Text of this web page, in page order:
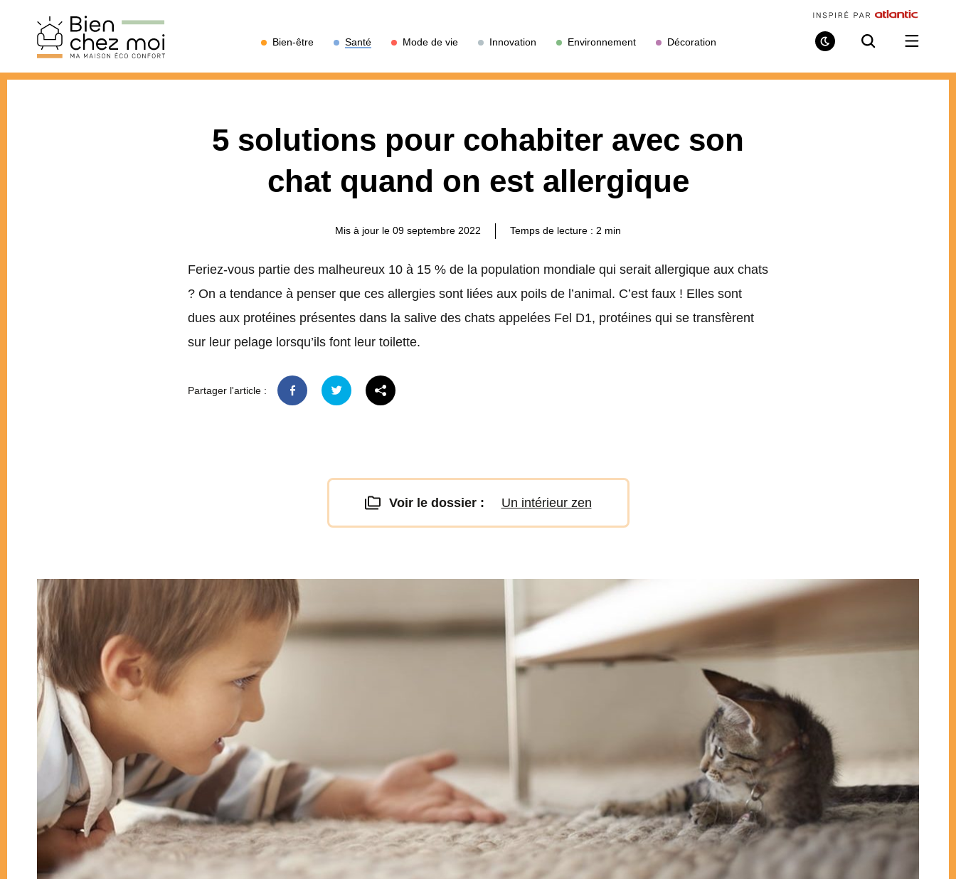
Bien-être Santé Mode de vie Innovation Environnement Décoration
Mode
RechercheOuvrir
le
5 solutions pour cohabiter avec son
chat quand on est allergique
Mis à jour le 09 septembre 2022 Temps de lecture : 2 min
Feriez-vous partie des malheureux 10 à 15 % de la population mondiale qui serait allergique aux chats
? On a tendance à penser que ces allergies sont liées aux poils de l’animal. C’est faux ! Elles sont
dues aux protéines présentes dans la salive des chats appelées Fel D1, protéines qui se transfèrent
sur leur pelage lorsqu’ils font leur toilette.
Partager l'article :
Voir le dossier : Un intérieur zen